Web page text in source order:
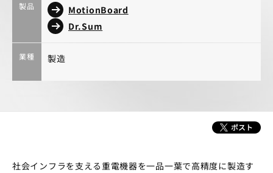
製品
MotionBoard
Dr.Sum
業種 製造
社会インフラを支える重電機器を一品一葉で高精度に製造す